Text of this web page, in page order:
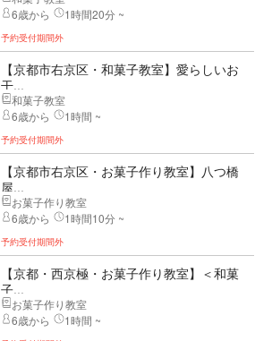
6歳から
1時間20分 ~
予約受付期間外
【京都市右京区・和菓子教室】愛らしいお
干...
和菓子教室
6歳から
1時間 ~
予約受付期間外
【京都市右京区・お菓子作り教室】八つ橋
屋...
お菓子作り教室
6歳から
1時間10分 ~
予約受付期間外
【京都・西京極・お菓子作り教室】＜和菓
子...
お菓子作り教室
6歳から
1時間 ~